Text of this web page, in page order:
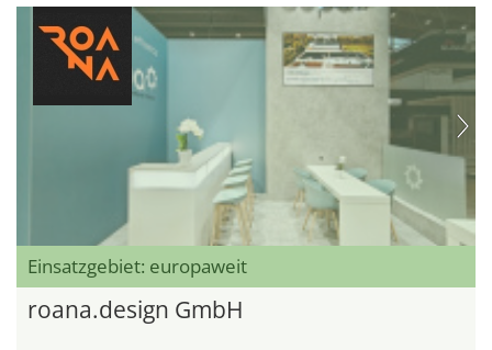
Einsatzgebiet: europaweit
roana.design GmbH